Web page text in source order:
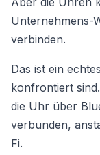
Unternehmens-
verbinden.
Das ist ein
konfrontiert
die Uhr über
verbunden,
Fi.